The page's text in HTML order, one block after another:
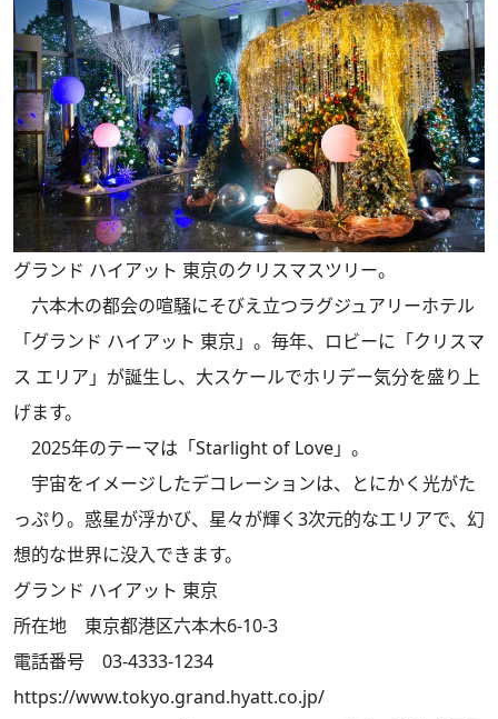
グランド ハイアット 東京のクリスマスツリー。
六本木の都会の喧騒にそびえ立つラグジュアリーホテル
「グランド ハイアット 東京」。毎年、ロビーに「クリスマ
ス エリア」が誕生し、大スケールでホリデー気分を盛り上
げます。
2025年のテーマは「Starlight of Love」。
宇宙をイメージしたデコレーションは、とにかく光がた
っぷり。惑星が浮かび、星々が輝く3次元的なエリアで、幻
想的な世界に没入できます。
グランド ハイアット 東京
所在地 東京都港区六本木6-10-3
電話番号 03-4333-1234
https://www.tokyo.grand.hyatt.co.jp/